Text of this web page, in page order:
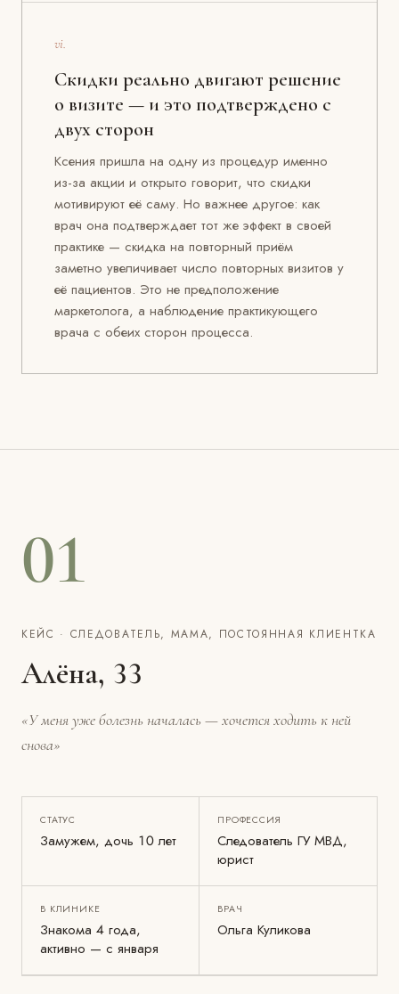
vi.
Скидки реально двигают решение
о визите — и это подтверждено с
двух сторон
Ксения пришла на одну из процедур именно
из-за акции и открыто говорит, что скидки
мотивируют её саму. Но важнее другое: как
врач она подтверждает тот же эффект в своей
практике — скидка на повторный приём
заметно увеличивает число повторных визитов у
её пациентов. Это не предположение
маркетолога, а наблюдение практикующего
врача с обеих сторон процесса.
01
КЕЙС · СЛЕДОВАТЕЛЬ, МАМА, ПОСТОЯННАЯ КЛИЕНТКА
Алёна, 33
«У меня уже болезнь началась — хочется ходить к ней
снова»
СТАТУС
Замужем, дочь 10 лет
ПРОФЕССИЯ
Следователь ГУ МВД,
юрист
В КЛИНИКЕ
Знакома 4 года,
активно — с января
ВРАЧ
Ольга Куликова